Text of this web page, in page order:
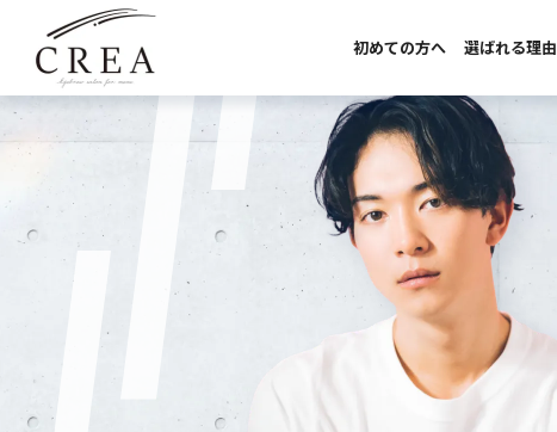
初めての方へ 選ばれる理由
初めての方へ
選ばれる理由
サロンのこだわり
料金メニュー
スタッフ紹介